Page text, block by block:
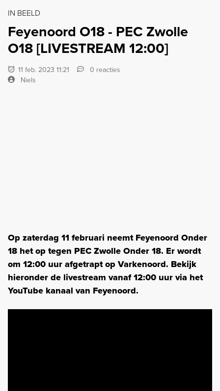
IN BEELD
Feyenoord O18 - PEC Zwolle
O18 [LIVESTREAM 12:00]
11 feb. 2023 11:21
0 reacties
Niels
Op zaterdag 11 februari neemt Feyenoord Onder
18 het op tegen PEC Zwolle Onder 18. Er wordt
om 12:00 uur afgetrapt op Varkenoord. Bekijk
hieronder de livestream vanaf 12:00 uur via het
YouTube kanaal van Feyenoord.